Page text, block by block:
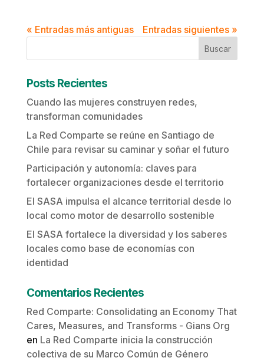
« Entradas más antiguas Entradas siguientes »
Buscar
Posts Recientes
Cuando las mujeres construyen redes,
transforman comunidades
La Red Comparte se reúne en Santiago de
Chile para revisar su caminar y soñar el futuro
Participación y autonomía: claves para
fortalecer organizaciones desde el territorio
El SASA impulsa el alcance territorial desde lo
local como motor de desarrollo sostenible
El SASA fortalece la diversidad y los saberes
locales como base de economías con
identidad
Comentarios Recientes
Red Comparte: Consolidating an Economy That
Cares, Measures, and Transforms - Gians Org
en La Red Comparte inicia la construcción
colectiva de su Marco Común de Género